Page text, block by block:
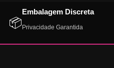
📦
Embalagem Discreta
Privacidade Garantida